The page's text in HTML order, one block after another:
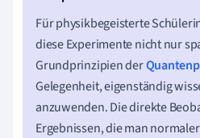
Für physikbegeisterte
diese Experimente nicht nur
Grundprinzipien der
Gelegenheit, eigenständig
anzuwenden. Die direkte
Ergebnissen, die man